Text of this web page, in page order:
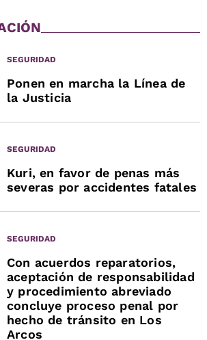
SEGURIDAD
Ponen en marcha la Línea de
la Justicia
SEGURIDAD
Kuri, en favor de penas más
severas por accidentes fatales
SEGURIDAD
Con acuerdos reparatorios,
aceptación de responsabilidad
y procedimiento abreviado
concluye proceso penal por
hecho de tránsito en Los
Arcos